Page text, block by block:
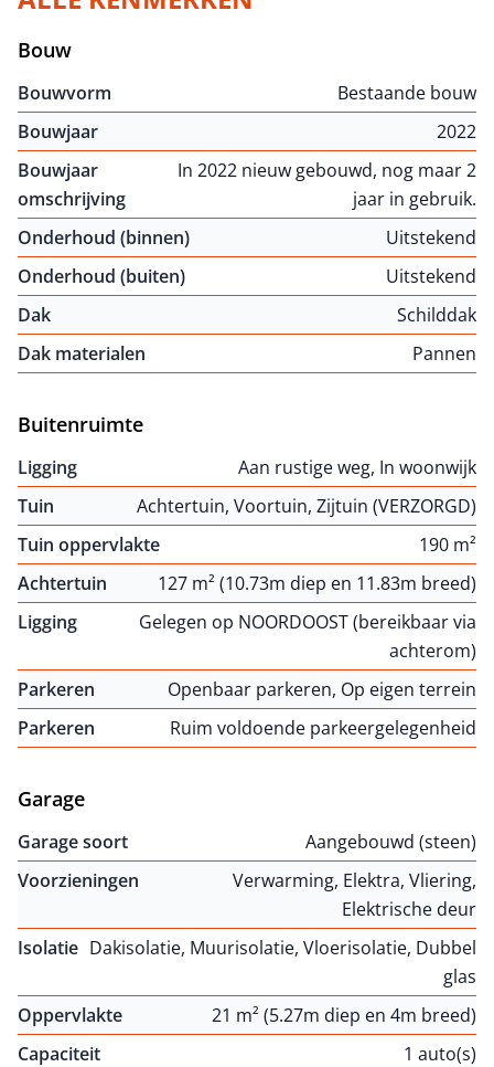
Bouw
Bouwvorm
Bestaande bouw
Bouwjaar
2022
Bouwjaar
omschrijving
In 2022 nieuw gebouwd, nog maar 2
jaar in gebruik.
Onderhoud (binnen)
Uitstekend
Onderhoud (buiten)
Uitstekend
Dak
Schilddak
Dak materialen
Pannen
Buitenruimte
Ligging
Aan rustige weg, In woonwijk
Tuin
Achtertuin, Voortuin, Zijtuin (VERZORGD)
Tuin oppervlakte
190 m²
Achtertuin
127 m² (10.73m diep en 11.83m breed)
Ligging
Gelegen op NOORDOOST (bereikbaar via
achterom)
Parkeren
Openbaar parkeren, Op eigen terrein
Parkeren
Ruim voldoende parkeergelegenheid
Garage
Garage soort
Aangebouwd (steen)
Voorzieningen
Verwarming, Elektra, Vliering,
Elektrische deur
Isolatie Dakisolatie, Muurisolatie, Vloerisolatie, Dubbel
glas
Oppervlakte
21 m² (5.27m diep en 4m breed)
Capaciteit
1 auto(s)